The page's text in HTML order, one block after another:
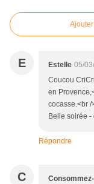
E Estelle 05/
Coucou
en
cocasse.<br /
Belle soirée
Répondre
C